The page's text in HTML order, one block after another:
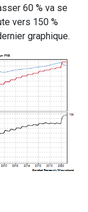
60 % va se
vers 150 %
graphique.